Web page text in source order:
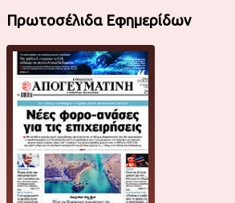
Πρωτοσέλιδα Εφημερίδων